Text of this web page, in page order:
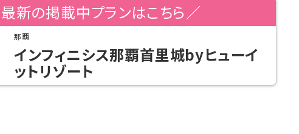
新の掲載中プランはこちら／
那覇
インフィニシス那覇首里城byヒューイ
ットリゾート